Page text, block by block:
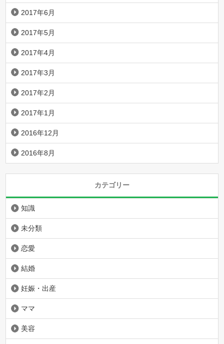
2017年6月
2017年5月
2017年4月
2017年3月
2017年2月
2017年1月
2016年12月
2016年8月
カテゴリー
知識
未分類
恋愛
結婚
妊娠・出産
ママ
美容